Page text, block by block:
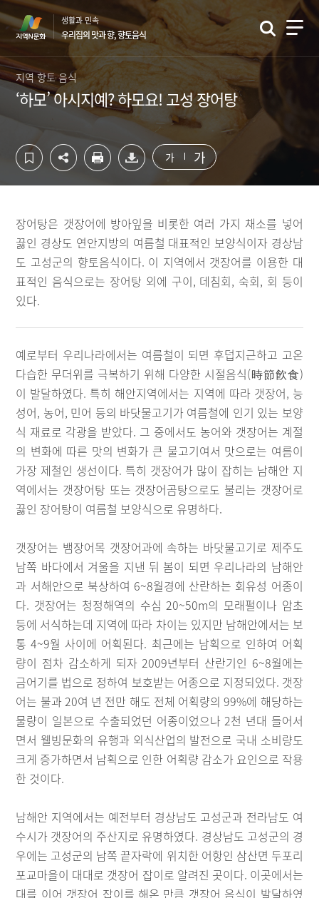
컨
텐
영
역
하
단
역
바
생활과 민속
우리집의 맛과 향, 향토음식
지역 향토 음식
‘하모’ 아시지예? 하모요! 고성 장어탕
가 가
장어탕은 갯장어에 방아잎을 비롯한 여러 가지 채소를 넣어
끓인 경상도 연안지방의 여름철 대표적인 보양식이자 경상남
도 고성군의 향토음식이다. 이 지역에서 갯장어를 이용한 대
표적인 음식으로는 장어탕 외에 구이, 데침회, 숙회, 회 등이
있다.
예로부터 우리나라에서는 여름철이 되면 후덥지근하고 고온
다습한 무더위를 극복하기 위해 다양한 시절음식(時節飮食)
이 발달하였다. 특히 해안지역에서는 지역에 따라 갯장어, 능
성어, 농어, 민어 등의 바닷물고기가 여름철에 인기 있는 보양
식 재료로 각광을 받았다. 그 중에서도 농어와 갯장어는 계절
의 변화에 따른 맛의 변화가 큰 물고기여서 맛으로는 여름이
가장 제철인 생선이다. 특히 갯장어가 많이 잡히는 남해안 지
역에서는 갯장어탕 또는 갯장어곰탕으로도 불리는 갯장어로
끓인 장어탕이 여름철 보양식으로 유명하다.
갯장어는 뱀장어목 갯장어과에 속하는 바닷물고기로 제주도
남쪽 바다에서 겨울을 지낸 뒤 봄이 되면 우리나라의 남해안
과 서해안으로 북상하여 6~8월경에 산란하는 회유성 어종이
다. 갯장어는 청정해역의 수심 20~50m의 모래펄이나 암초
등에 서식하는데 지역에 따라 차이는 있지만 남해안에서는 보
통 4~9월 사이에 어획된다. 최근에는 남획으로 인하여 어획
량이 점차 감소하게 되자 2009년부터 산란기인 6~8월에는
금어기를 법으로 정하여 보호받는 어종으로 지정되었다. 갯장
어는 불과 20여 년 전만 해도 전체 어획량의 99%에 해당하는
물량이 일본으로 수출되었던 어종이었으나 2천 년대 들어서
면서 웰빙문화의 유행과 외식산업의 발전으로 국내 소비량도
크게 증가하면서 남획으로 인한 어획량 감소가 요인으로 작용
한 것이다.
남해안 지역에서는 예전부터 경상남도 고성군과 전라남도 여
수시가 갯장어의 주산지로 유명하였다. 경상남도 고성군의 경
우에는 고성군의 남쪽 끝자락에 위치한 어항인 삼산면 두포리
포교마을이 대대로 갯장어 잡이로 알려진 곳이다. 이곳에서는
대를 이어 갯장어 잡이를 해온 만큼 갯장어 음식이 발달하였